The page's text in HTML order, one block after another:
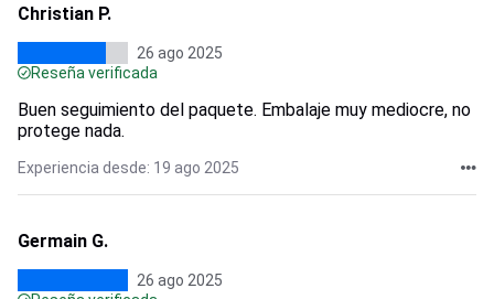
Christian P.
26 ago 2025
Reseña verificada
Buen seguimiento del paquete. Embalaje muy mediocre, no
protege nada.
Experiencia desde: 19 ago 2025
Germain G.
26 ago 2025